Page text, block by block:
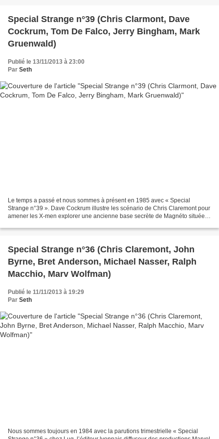
Special Strange n°39 (Chris Clarmont, Dave
Cockrum, Tom De Falco, Jerry Bingham, Mark
Gruenwald)
Publié le 13/11/2013 à 23:00
Par Seth
Le temps a passé et nous sommes à présent en 1985 avec « Special
Strange n°39 ». Dave Cockrum illustre les scénario de Chris Claremont pour
amener les X-men explorer une ancienne base secrète de Magnéto située
Special Strange n°36 (Chris Claremont, John
Byrne, Bret Anderson, Michael Nasser, Ralph
Macchio, Marv Wolfman)
Publié le 11/11/2013 à 19:29
Par Seth
Nous sommes toujours en 1984 avec la parutions trimestrielle « Special